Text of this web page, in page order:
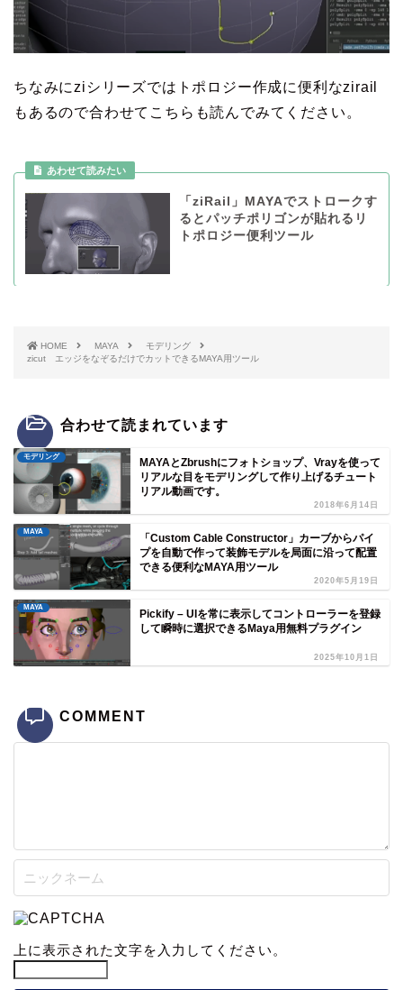
ちなみにziシリーズではトポロジー作成に便利なzirail
もあるので合わせてこちらも読んでみてください。
「ziRail」MAYAでストロークす
るとパッチポリゴンが貼れるリ
トポロジー便利ツール
HOME MAYA
モデリング
zicut エッジをなぞるだけでカットできるMAYA用ツール
合わせて読まれています
モデリング
MAYAとZbrushにフォトショップ、Vrayを使って
リアルな目をモデリングして作り上げるチュート
リアル動画です。
2018年6月14日
MAYA
「Custom Cable Constructor」カーブからパイ
プを自動で作って装飾モデルを局面に沿って配置
できる便利なMAYA用ツール
2020年5月19日
MAYA
Pickify – UIを常に表示してコントローラーを登録
して瞬時に選択できるMaya用無料プラグイン
2025年10月1日
COMMENT
上に表示された文字を入力してください。